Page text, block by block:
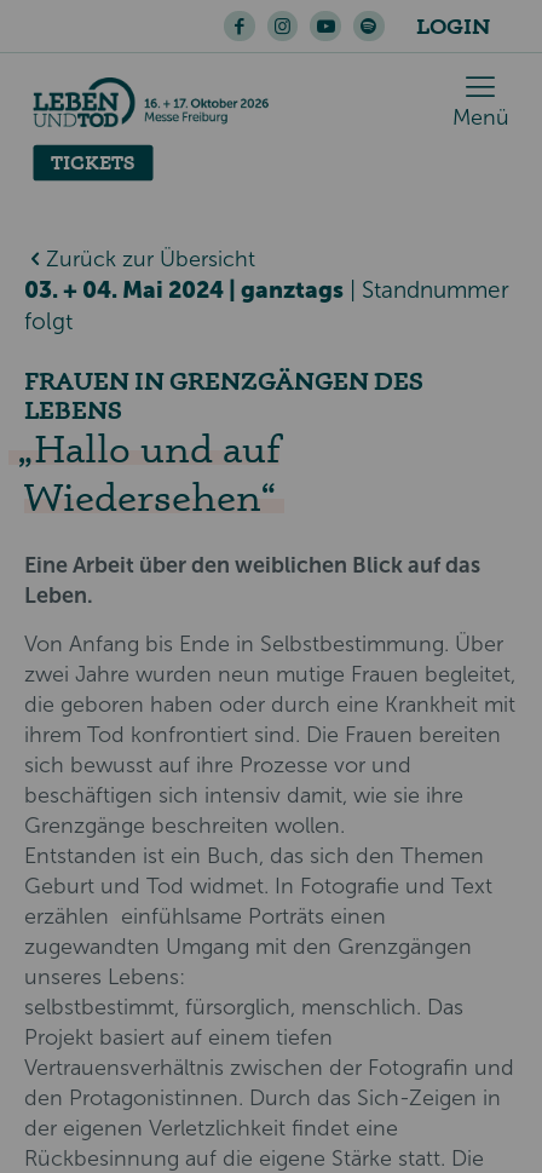
LOGIN
TICKETS
Menü
Zurück zur Übersicht
03. + 04. Mai 2024 | ganztags
Standnummer
folgt
FRAUEN IN GRENZGÄNGEN DES
LEBENS
Hallo und auf
Wiedersehen
Eine Arbeit über den weiblichen Blick auf das
Leben.
Von Anfang bis Ende in Selbstbestimmung. Über
zwei Jahre wurden neun mutige Frauen begleitet,
die geboren haben oder durch eine Krankheit mit
ihrem Tod konfrontiert sind. Die Frauen bereiten
sich bewusst auf ihre Prozesse vor und
beschäftigen sich intensiv damit, wie sie ihre
Grenzgänge beschreiten wollen.
Entstanden ist ein Buch, das sich den Themen
Geburt und Tod widmet. In Fotografie und Text
erzählen einfühlsame Porträts einen
zugewandten Umgang mit den Grenzgängen
unseres Lebens:
selbstbestimmt, fürsorglich, menschlich. Das
Projekt basiert auf einem tiefen
Vertrauensverhältnis zwischen der Fotografin und
den Protagonistinnen. Durch das Sich-Zeigen in
der eigenen Verletzlichkeit findet eine
Rückbesinnung auf die eigene Stärke statt. Die